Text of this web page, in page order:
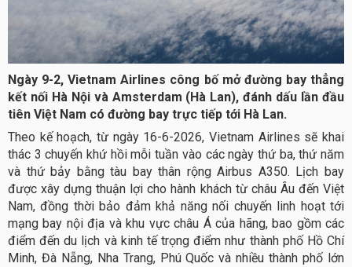
Ngày 9-2, Vietnam Airlines công bố mở đường bay thẳng
kết nối Hà Nội và Amsterdam (Hà Lan), đánh dấu lần đầu
tiên Việt Nam có đường bay trực tiếp tới Hà Lan.
Theo kế hoạch, từ ngày 16-6-2026, Vietnam Airlines sẽ khai
thác 3 chuyến khứ hồi mỗi tuần vào các ngày thứ ba, thứ năm
và thứ bảy bằng tàu bay thân rộng Airbus A350. Lịch bay
được xây dựng thuận lợi cho hành khách từ châu Âu đến Việt
Nam, đồng thời bảo đảm khả năng nối chuyến linh hoạt tới
mạng bay nội địa và khu vực châu Á của hãng, bao gồm các
điểm đến du lịch và kinh tế trọng điểm như thành phố Hồ Chí
Minh, Đà Nẵng, Nha Trang, Phú Quốc và nhiều thành phố lớn